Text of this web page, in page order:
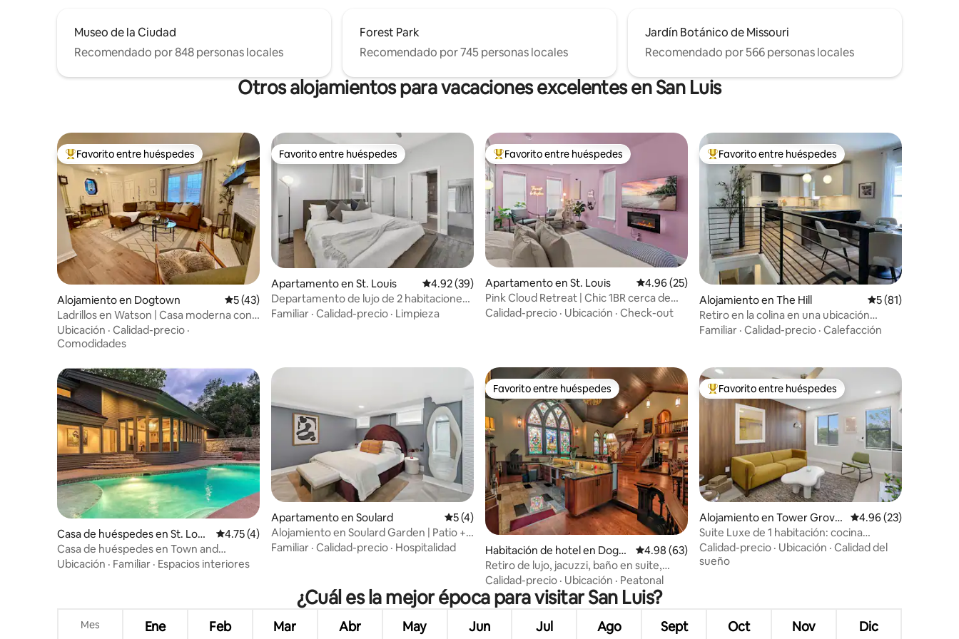
Museo de la Ciudad
Recomendado por 848 personas locales
Forest Park
Recomendado por 745 personas locales
Jardín Botánico de Missouri
Recomendado por 566 personas locales
Otros alojamientos para vacaciones excelentes en San Luis
Favorito entre huéspedes preferido
Favorito entre huéspedes
Alojamiento en Dogtown Calificación promedio: 5 de 5, 43 reseñas
5 (43)
Ladrillos en Watson | Casa moderna con
garaje y solárium
Ubicación · Calidad-precio ·
Comodidades
Favorito entre huéspedes
Favorito entre huéspedes
Apartamento en St. Louis Calificación promedio: 4.92 de 5, 39 reseñas
4.92 (39)
Departamento de lujo de 2 habitaciones |
A 5 minutos del centro y de los estadios
Familiar · Calidad-precio · Limpieza
Favorito entre huéspedes preferido
Favorito entre huéspedes
Apartamento en St. Louis Calificación promedio: 4.96 de 5, 25 reseñas
4.96 (25)
Pink Cloud Retreat | Chic 1BR cerca de
Tower Grove
Calidad-precio · Ubicación · Check-out
Favorito entre huéspedes preferido
Favorito entre huéspedes
Alojamiento en The Hill Calificación
5 (81)
Retiro en la colina en una ubicación
privilegiada
Familiar · Calidad-precio · Calefacción
Casa de huéspedes en St. Loui
s
Calificación promedio: 4.75 de 5, 4 reseñas
4.75 (4)
Casa de huéspedes en Town and
Country, cerca de St. Louis.
Ubicación · Familiar · Espacios interiores
Apartamento en Soulard Calificación promedio: 5 de 5, 4 reseñas
5 (4)
Alojamiento en Soulard Garden | Patio +
sala de fitness
Familiar · Calidad-precio · Hospitalidad
Favorito entre huéspedes
Favorito entre huéspedes
Habitación de hotel en Dogto
wn
Calificación promedio: 4.98 de 5, 63 reseñas
4.98 (63)
Retiro de lujo, jacuzzi, baño en suite,
ubicación+
Calidad-precio · Ubicación · Peatonal
Favorito entre huéspedes preferido
Favorito entre huéspedes
Alojamiento en Tower Grove
South
Calificación
4.96 (23)
Suite Luxe de 1 habitación: cocina
profesional y chimenea
Calidad-precio · Ubicación · Calidad del
sueño
¿Cuál es la mejor época para visitar San Luis?
Mes Ene Feb Mar Abr May Jun Jul Ago Sept Oct Nov Dic